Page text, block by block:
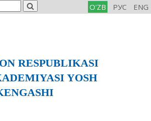
O'ZB РУС ENG
RESPUBLIKASI
YOSH